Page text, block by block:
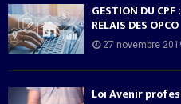
GESTION DU CPF
RELAIS DES OPCO
27 novembre
Loi Avenir